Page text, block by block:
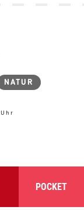
NATUR
POCKET